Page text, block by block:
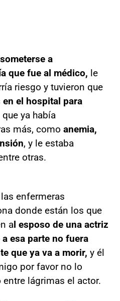
someterse a
que fue al médico, le
riesgo y tuvieron que
el hospital para
que ya había
más, como anemia,
, y le estaba
otras.
enfermeras
donde están los que
al esposo de una actriz
esa parte no fuera
que ya va a morir, y él
por favor no lo
lágrimas el actor.